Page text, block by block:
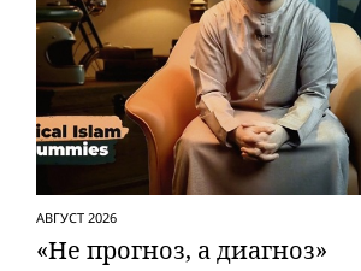
АВГУСТ 2026
«Не прогноз, а диагноз»